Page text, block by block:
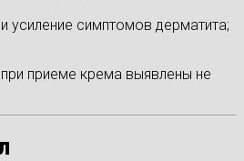
усиление симптомов дерматита;
приеме крема выявлены не